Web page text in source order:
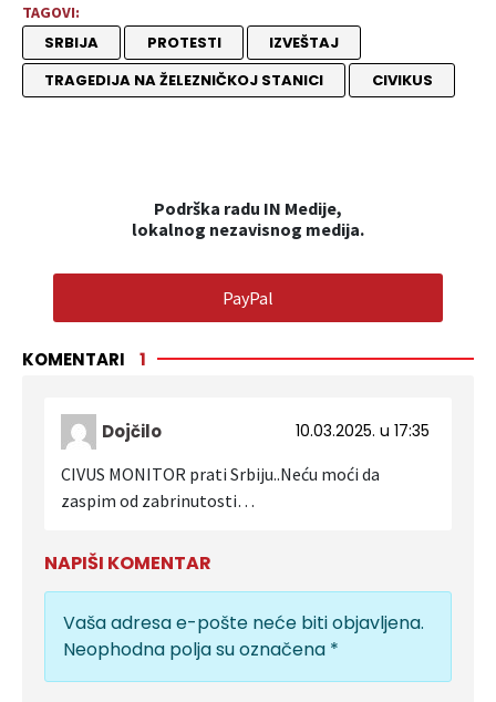
TAGOVI:
SRBIJA PROTESTI
IZVEŠTAJ
TRAGEDIJA NA ŽELEZNIČKOJ STANICI
CIVIKUS
Podrška radu IN Medije,
lokalnog nezavisnog medija.
PayPal
KOMENTARI 1
Dojčilo
10.03.2025. u 17:35
CIVUS MONITOR prati Srbiju..Neću moći da
zaspim od zabrinutosti…
NAPIŠI KOMENTAR
Vaša adresa e-pošte neće biti objavljena.
Neophodna polja su označena *